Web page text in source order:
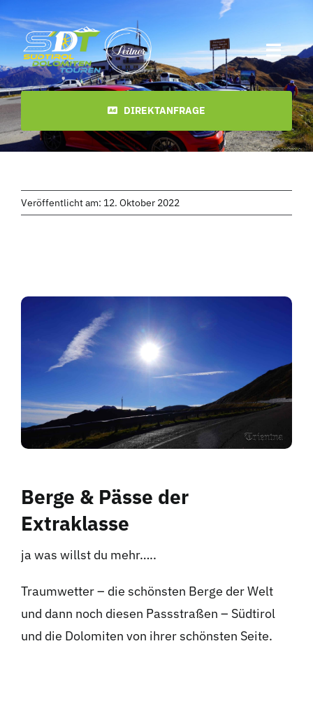
Inhalt
springen
Start
Termine
Touren
DIREKTANFRAGE
Veröffentlicht am: 12. Oktober 2022
Berge & Pässe der
Extraklasse
ja was willst du mehr…..
Traumwetter – die schönsten Berge der Welt
und dann noch diesen Passstraßen – Südtirol
und die Dolomiten von ihrer schönsten Seite.